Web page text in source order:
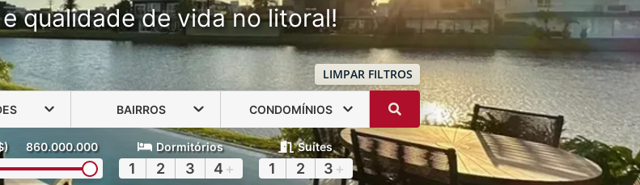
qualidade de vida no litoral!
LIMPAR FILTROS
BAIRROS CONDOMÍNIOS
860.000.000 Dormitórios
1 2 3 4 +
Suítes
1 2 3 +